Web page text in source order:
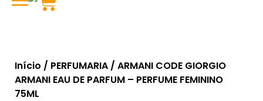
Início / PERFUMARIA / ARMANI CODE GIORGIO
ARMANI EAU DE PARFUM – PERFUME FEMININO
75ML